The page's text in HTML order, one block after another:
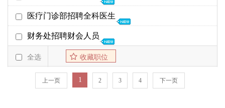
24年03月11日 02-20
图书馆
24年03月11日 02-20
医疗门诊部招聘全科医生
医疗门诊部
23年10月15日 09-20
财务处招聘财会人员
财务处
23年06月07日 05-29
全选 收藏职位
上一页 1 2 3 4 下一页